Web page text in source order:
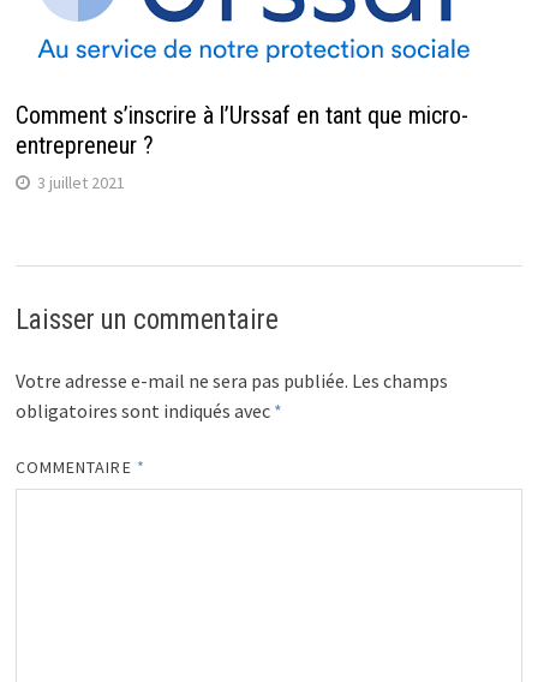
Comment s’inscrire à l’Urssaf en tant que micro-
entrepreneur ?
3 juillet 2021
Laisser un commentaire
Votre adresse e-mail ne sera pas publiée. Les champs
obligatoires sont indiqués avec *
COMMENTAIRE *